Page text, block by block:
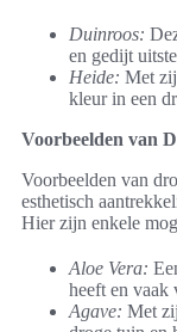
Duinroos:
en gedijt
Heide: Met
kleur in een
Voorbeelden van
Voorbeelden van
esthetisch
Hier zijn enkele
Aloe Vera:
heeft en vaak
Agave: Met